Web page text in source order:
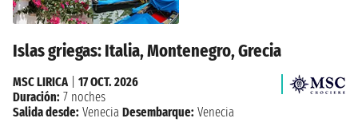
Islas griegas: Italia, Montenegro, Grecia
MSC LIRICA| 17 OCT. 2026
Duración: 7 noches
Salida desde: Venecia Desembarque: Venecia